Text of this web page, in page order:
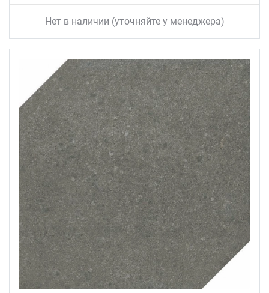
Нет в наличии (уточняйте у менеджера)